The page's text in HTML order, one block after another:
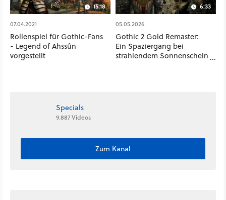
15:18
07.04.2021
Rollenspiel für Gothic-Fans
- Legend of Ahssûn
vorgestellt
6:33
05.05.2026
Gothic 2 Gold Remaster:
Ein Spaziergang bei
strahlendem Sonnenschein
Specials
9.887 Videos
Zum Kanal